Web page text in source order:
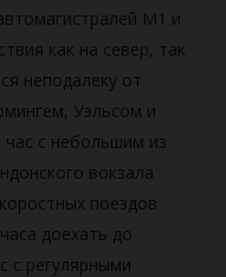
M1 и
как на север, так
неподалеку от
Уэльсом и
с небольшим из
вокзала
поездов
доехать до
с регулярными